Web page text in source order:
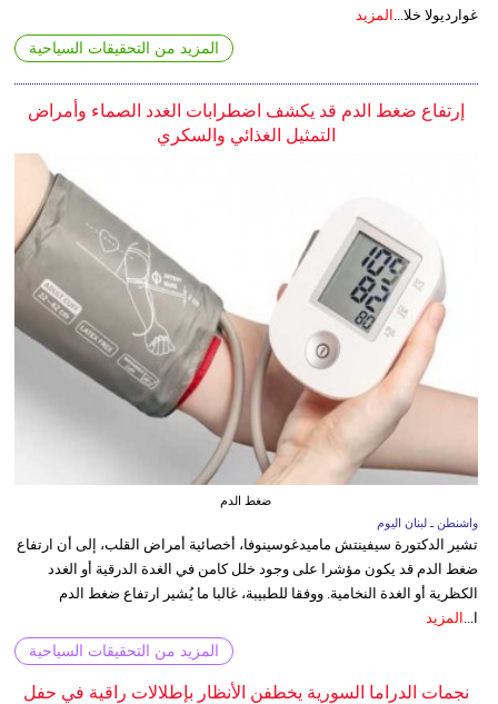
غوارديولا خلا...
المزيد
المزيد من التحقيقات السياحية
إرتفاع ضغط الدم قد يكشف اضطرابات الغدد الصماء وأمراض
التمثيل الغذائي والسكري
ضغط الدم
واشنطن ـ لبنان اليوم
تشير الدكتورة سيفينتش ماميدغوسينوفا، أخصائية أمراض القلب، إلى أن ارتفاع
ضغط الدم قد يكون مؤشرا على وجود خلل كامن في الغدة الدرقية أو الغدد
الكظرية أو الغدة النخامية. ووفقا للطبيبة، غالبا ما يُشير ارتفاع ضغط الدم
ا... المزيد
المزيد من التحقيقات السياحية
نجمات الدراما السورية يخطفن الأنظار بإطلالات راقية في حفل